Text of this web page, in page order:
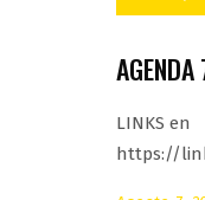
AGENDA
LINKS en
https://